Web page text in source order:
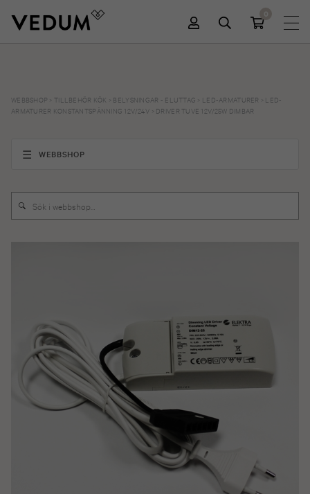
0
WEBBSHOP >TILLBEHÖR KÖK BELYSNINGAR - ELUTTAG LED-ARMATURER
LED-
ARMATURER KONSTANTSPÄNNING 12V/24V
DRIVER TUVE 12V/25W DIMBAR
WEBBSHOP